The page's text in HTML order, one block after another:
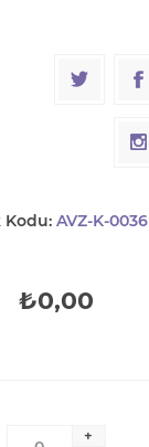
Kodu: AVZ-K-0036
₺0,00
+